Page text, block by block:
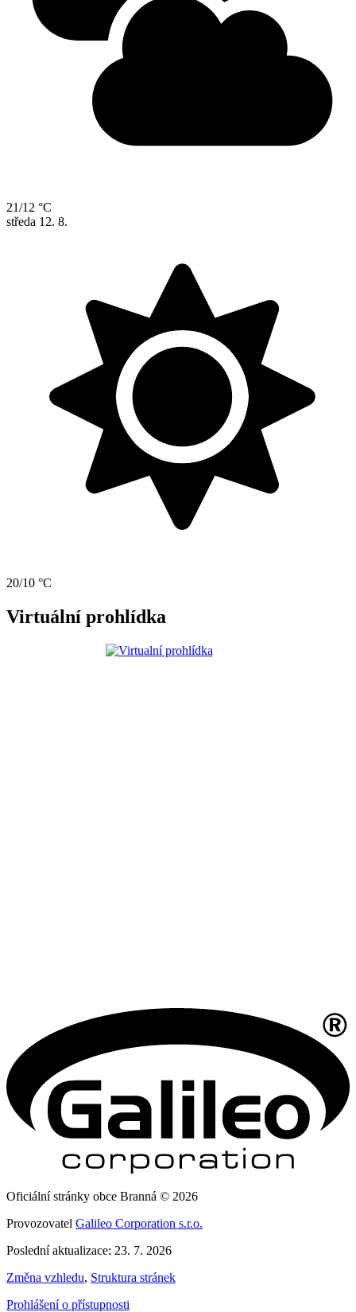
21/12 °C
středa 12. 8.
20/10 °C
Virtuální prohlídka
Oficiální stránky obce Branná © 2026
Provozovatel Galileo Corporation s.r.o.
Poslední aktualizace: 23. 7. 2026
Změna vzhledu, Struktura stránek
Prohlášení o přístupnosti